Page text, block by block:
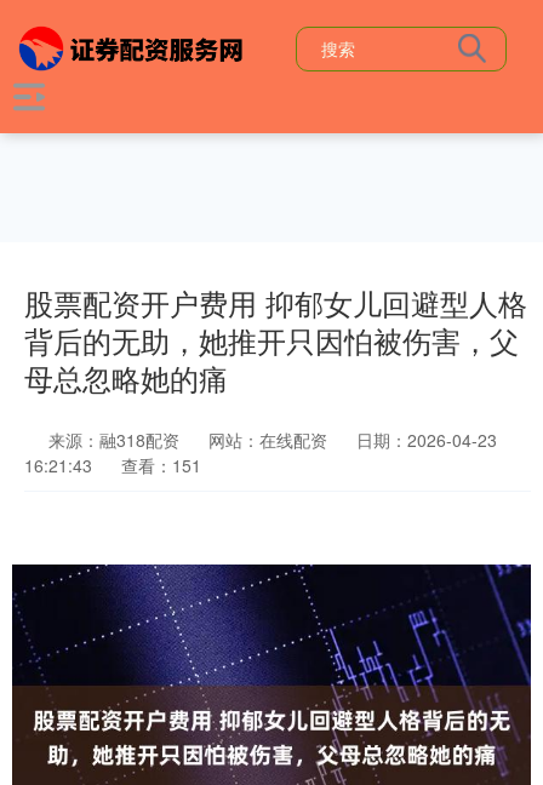
股票配资开户费用 抑郁女儿回避型人格
背后的无助，她推开只因怕被伤害，父
母总忽略她的痛
来源：融318配资 网站：在线配资
日期：2026-04-23
16:21:43
查看：151